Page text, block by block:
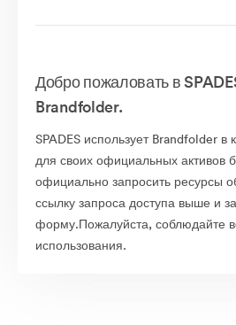
Добро пожаловать в
Brandfolder.
SPADES использует Brandfolder в
для своих официальных активов
официально запросить ресурсы
ссылку запроса доступа выше и
форму.Пожалуйста, соблюдайте
использования.